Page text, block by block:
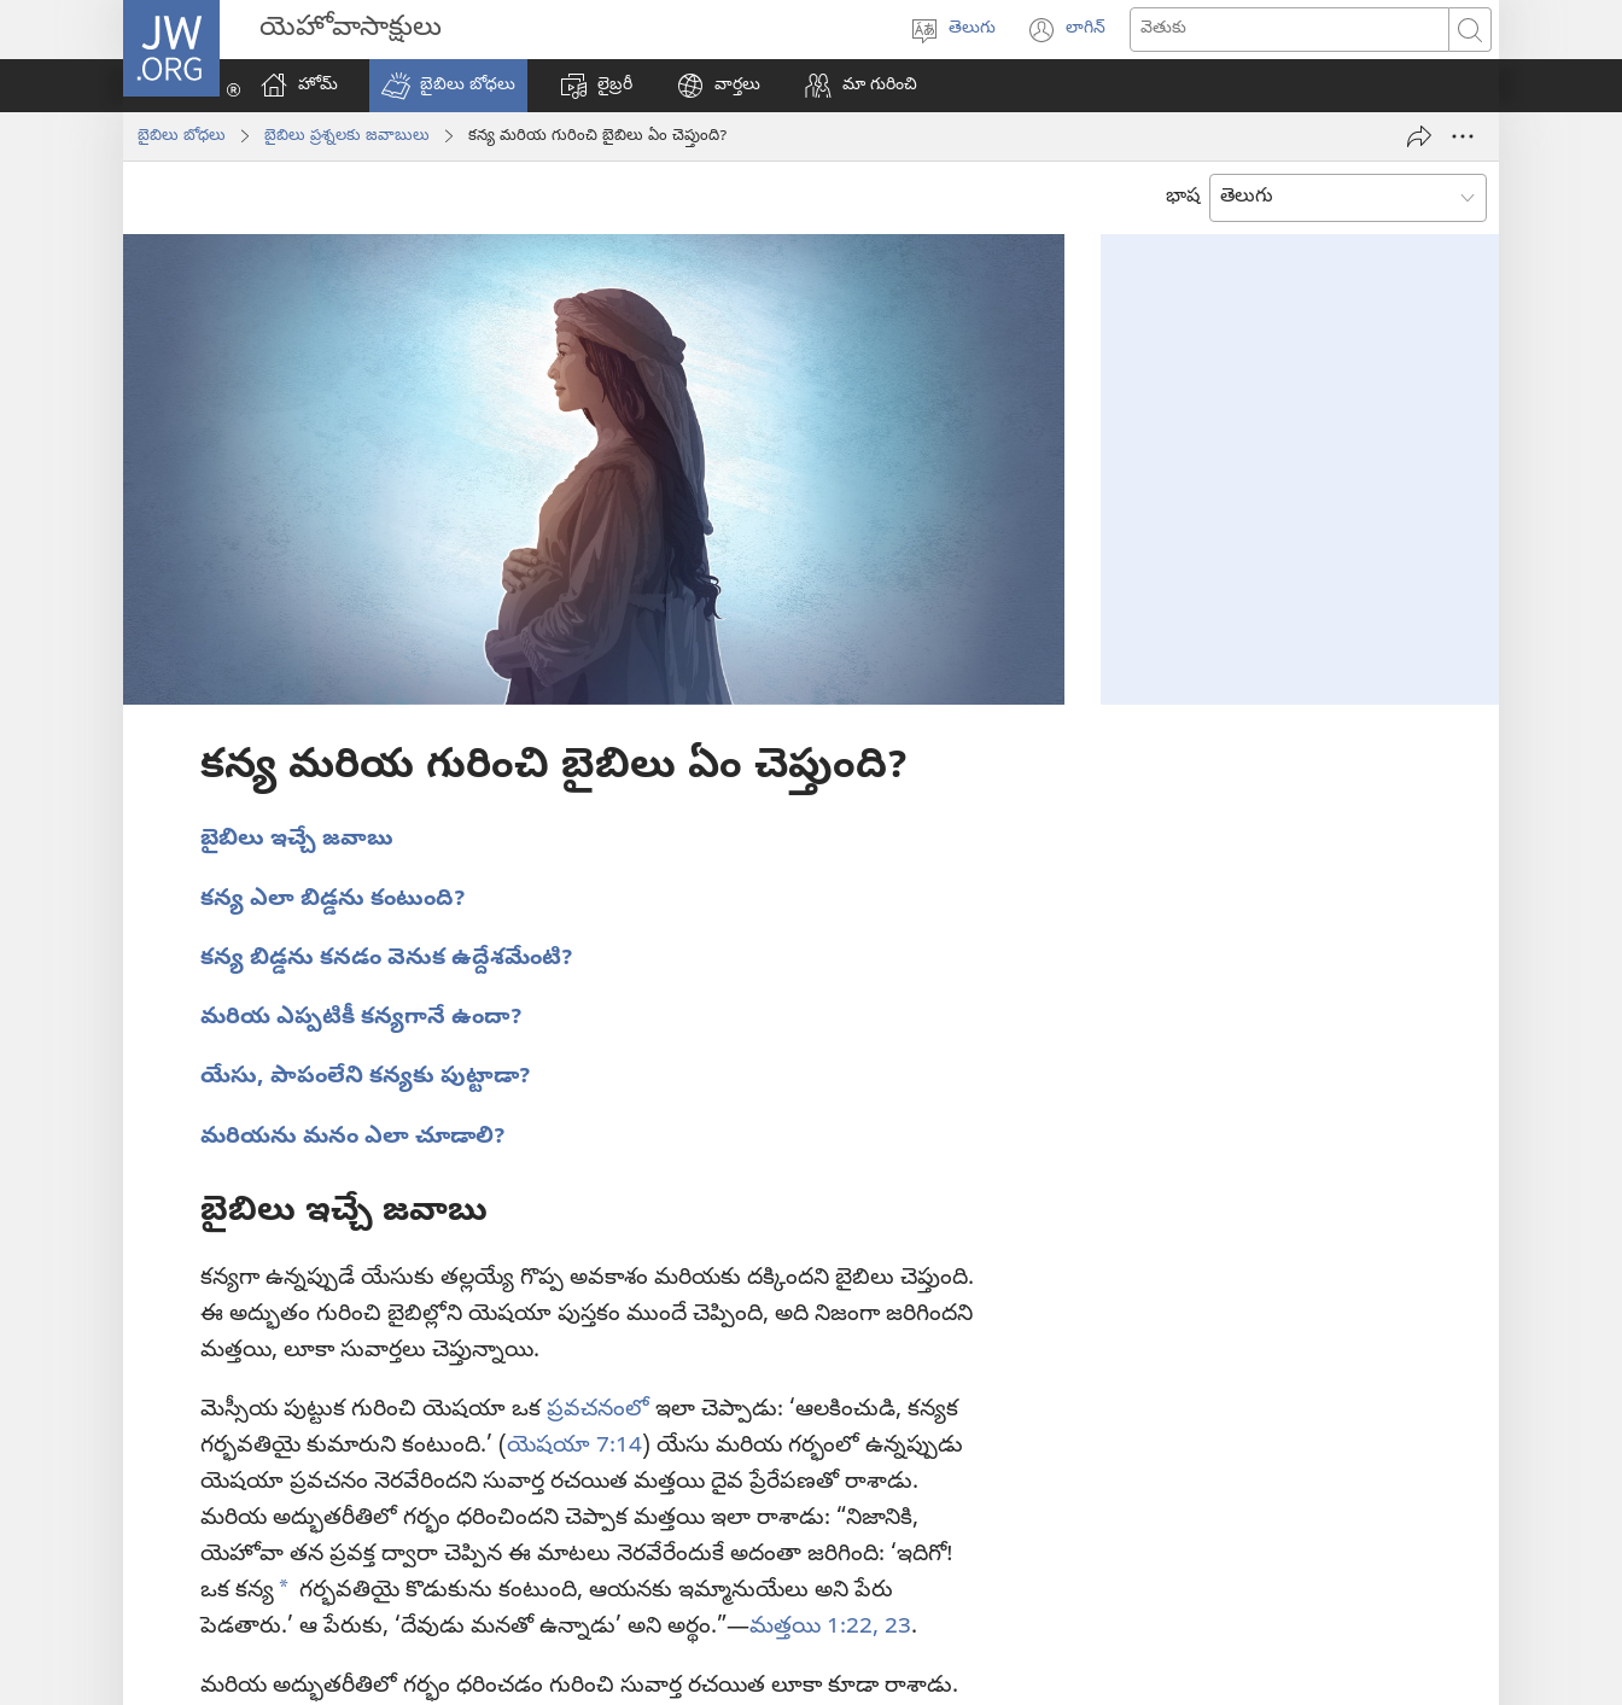
JW.ORG యెహోవాసాక్షులు
ఎంచుకోండి
తెలుగు లాగిన్
విండో
అవుతుంది)
వెతుకు
హోమ్‌
బైబిలు బోధలు లైబ్రరీ వార్తలు మా గురించి
బైబిలు బోధలు బైబిలు ప్రశ్నలకు జవాబులు కన్య మరియ గురించి బైబిలు ఏం చెప్తుంది?
భాష
కన్య మరియ గురించి బైబిలు ఏం చెప్తుంది?
బైబిలు ఇచ్చే జవాబు
కన్య ఎలా బిడ్డను కంటుంది?
కన్య బిడ్డను కనడం వెనుక ఉద్దేశమేంటి?
మరియ ఎప్పటికీ కన్యగానే ఉందా?
యేసు, పాపంలేని కన్యకు పుట్టాడా?
మరియను మనం ఎలా చూడాలి?
బైబిలు ఇచ్చే జవాబు
కన్యగా ఉన్నప్పుడే యేసుకు తల్లయ్యే గొప్ప అవకాశం మరియకు దక్కిందని బైబిలు చెప్తుంది.
ఈ అద్భుతం గురించి బైబిల్లోని యెషయా పుస్తకం ముందే చెప్పింది, అది నిజంగా జరిగిందని
మత్తయి, లూకా సువార్తలు చెప్తున్నాయి.
మెస్సీయ పుట్టుక గురించి యెషయా ఒకప్రవచనంలోఇలా చెప్పాడు: ‘ఆలకించుడి, కన్యక
గర్భవతియై కుమారుని కంటుంది.’ (యెషయా 7:14) యేసు మరియ గర్భంలో ఉన్నప్పుడు
యెషయా ప్రవచనం నెరవేరిందని సువార్త రచయిత మత్తయి దైవ ప్రేరేపణతో రాశాడు.
మరియ అద్భుతరీతిలో గర్భం ధరించిందని చెప్పాక మత్తయి ఇలా రాశాడు: “నిజానికి,
యెహోవా తన ప్రవక్త ద్వారా చెప్పిన ఈ మాటలు నెరవేరేందుకే అదంతా జరిగింది: ‘ఇదిగో!
ఒక కన్యa గర్భవతియై కొడుకును కంటుంది, ఆయనకు ఇమ్మానుయేలు అని పేరు
పెడతారు.’ ఆ పేరుకు, ‘దేవుడు మనతో ఉన్నాడు’ అని అర్థం.”—మత్తయి 1:22, 23.
మరియ అద్భుతరీతిలో గర్భం ధరించడం గురించి సువార్త రచయిత లూకా కూడా రాశాడు.